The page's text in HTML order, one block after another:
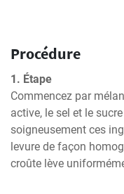
Procédure
1. Étape
Commencez par
active, le sel et le
soigneusement ces
levure de façon
croûte lève